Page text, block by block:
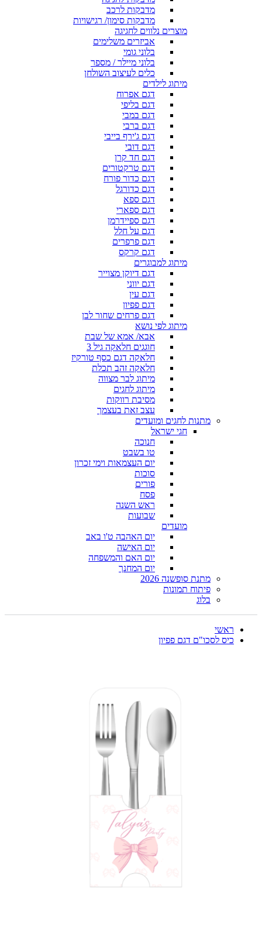
מדבקות לרכב
מדבקות סימון/ רגישויות
מוצרים נלווים לחגיגה
אביזרים משלימים
בלוני גומי
בלוני מיילר / מספר
כלים לעיצוב השולחן
מיתוג לילדים
דגם אפרוח
דגם בליפי
דגם במבי
דגם ברבי
דגם ג'ירף בייבי
דגם דובי
דגם חד קרן
דגם טרקטורים
דגם כדור פורח
דגם כדורגל
דגם ספא
דגם ספארי
דגם ספיידרמן
דגם על חלל
דגם פרפרים
דגם קרקס
מיתוג למבוגרים
דגם דיוקן מצוייר
דגם יווני
דגם עין
דגם פפיון
דגם פרחים שחור לבן
מיתוג לפי נושא
אבא/ אמא של שבת
חוגגים חלאקה גיל 3
חלאקה דגם כסף טורקיז
חלאקה זהב תכלת
מיתוג לבר מצווה
מיתוג לחגים
מסיבת רווקות
עצב זאת בעצמך
מתנות לחגים ומועדים
חגי ישראל
חנוכה
טו בשבט
יום העצמאות וימי זכרון
סוכות
פורים
פסח
ראש השנה
שבועות
מועדים
יום האהבה ט'ו באב
יום האישה
יום האם והמשפחה
יום המחנך
מתנת סופשנה 2026
פיתוח תמונות
בלוג
ראשי
כיס לסכו"ם דגם פפיון